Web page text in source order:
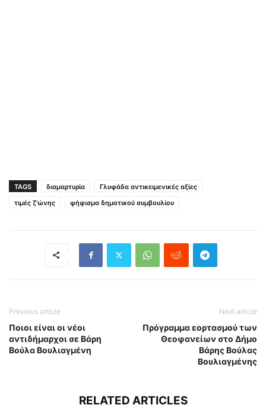
TAGS διαμαρτυρία
Γλυφάδα αντικειμενικές αξίες
τιμές ζ'ώνης
ψήφισμα δημοτικού συμβουλίου
Previous article
Ποιοι είναι οι νέοι
αντιδήμαρχοι σε Βάρη
Βούλα Βουλιαγμένη
Next article
Πρόγραμμα εορτασμού των
Θεοφανείων στο Δήμο
Βάρης Βούλας
Βουλιαγμένης
RELATED ARTICLES